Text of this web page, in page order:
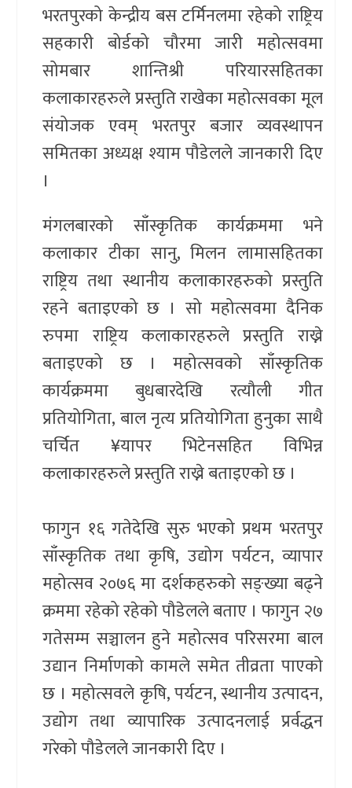
भरतपुरको केन्द्रीय बस टर्मिनलमा रहेको राष्ट्रिय
सहकारी बोर्डको चौरमा जारी महोत्सवमा
सोमबार शान्तिश्री परियारसहितका
कलाकारहरुले प्रस्तुति राखेका महोत्सवका मूल
संयोजक एवम् भरतपुर बजार व्यवस्थापन
समितका अध्यक्ष श्याम पौडेलले जानकारी दिए
।
मंगलबारको साँस्कृतिक कार्यक्रममा भने
कलाकार टीका सानु, मिलन लामासहितका
राष्ट्रिय तथा स्थानीय कलाकारहरुको प्रस्तुति
रहने बताइएको छ । सो महोत्सवमा दैनिक
रुपमा राष्ट्रिय कलाकारहरुले प्रस्तुति राख्ने
बताइएको छ । महोत्सवको साँस्कृतिक
कार्यक्रममा बुधबारदेखि रत्यौली गीत
प्रतियोगिता, बाल नृत्य प्रतियोगिता हुनुका साथै
चर्चित ¥यापर भिटेनसहित विभिन्न
कलाकारहरुले प्रस्तुति राख्ने बताइएको छ ।
फागुन १६ गतेदेखि सुरु भएको प्रथम भरतपुर
साँस्कृतिक तथा कृषि, उद्योग पर्यटन, व्यापार
महोत्सव २०७६ मा दर्शकहरुको सङ्ख्या बढ्ने
क्रममा रहेको रहेको पौडेलले बताए । फागुन २७
गतेसम्म सञ्चालन हुने महोत्सव परिसरमा बाल
उद्यान निर्माणको कामले समेत तीव्रता पाएको
छ । महोत्सवले कृषि, पर्यटन, स्थानीय उत्पादन,
उद्योग तथा व्यापारिक उत्पादनलाई प्रर्वद्धन
गरेको पौडेलले जानकारी दिए ।